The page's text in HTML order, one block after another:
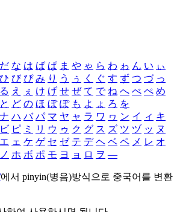
だ な は ば ぱ ま や ゃ ら わ ゎ ん い ぃ
ひ び ぴ み り う ぅ く ぐ す ず つ づ っ
る え ぇ け げ せ ぜ て で ね へ べ ぺ め
と ど の ほ ぼ ぽ も よ ょ ろ を
ナ ハ バ パ マ ヤ ャ ラ ワ ヮ ン イ ィ キ
ビ ピ ミ リ ウ ゥ ク グ ス ズ ツ ヅ ッ ヌ
エ ェ ケ ゲ セ ゼ テ デ ヘ ベ ペ メ レ オ
ノ ホ ボ ポ モ ヨ ョ ロ ヲ ―
에서 pinyin(병음)방식으로 중국어를 변환